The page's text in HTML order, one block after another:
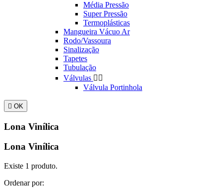
Média Pressão
Super Pressão
Termoplásticas
Mangueira Vácuo Ar
Rodo/Vassoura
Sinalização
Tapetes
Tubulação
Válvulas  
Válvula Portinhola
 OK
Lona Vinílica
Lona Vinílica
Existe 1 produto.
Ordenar por: